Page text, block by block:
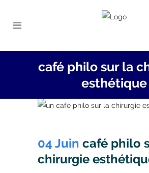
café philo sur la
esthétique
04 Juin café philo
chirurgie